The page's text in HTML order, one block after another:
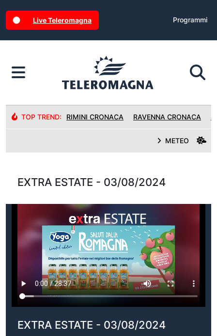
Live Teleromagna Programmi
TOP TREND: RIMINI CRONACA RAVENNA CRONACA
METEO
EXTRA ESTATE - 03/08/2024
EXTRA ESTATE - 03/08/2024